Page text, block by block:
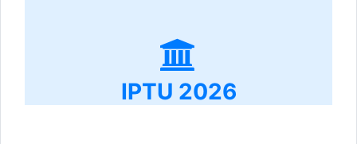
IPTU 2026